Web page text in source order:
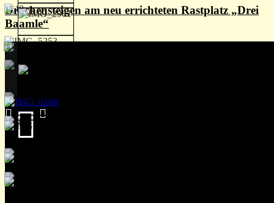
Drachensteigen am neu errichteten Rastplatz „Drei
Baamle“